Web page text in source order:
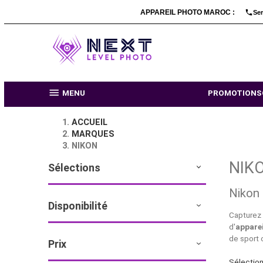
APPAREIL PHOTO
 MENU
ACCUEIL
NIKON
Disponibilité